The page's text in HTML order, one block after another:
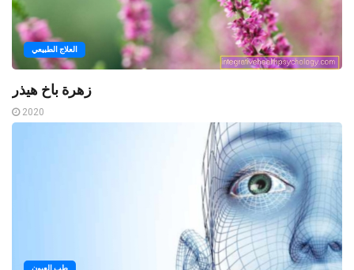
العلاج الطبيعي
زهرة باخ هيذر
2020
طب العيون